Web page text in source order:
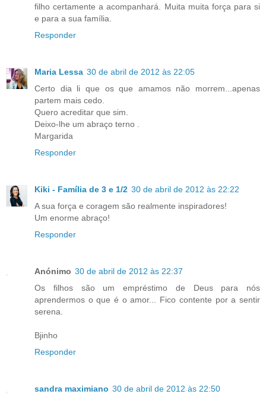
filho certamente a acompanhará. Muita muita força para si
e para a sua família.
Responder
Maria Lessa 30 de abril de 2012 às 22:05
Certo dia li que os que amamos não morrem...apenas
partem mais cedo.
Quero acreditar que sim.
Deixo-lhe um abraço terno .
Margarida
Responder
Kiki - Família de 3 e 1/2 30 de abril de 2012 às 22:22
A sua força e coragem são realmente inspiradores!
Um enorme abraço!
Responder
Anónimo 30 de abril de 2012 às 22:37
Os filhos são um empréstimo de Deus para nós
aprendermos o que é o amor... Fico contente por a sentir
serena.
Bjinho
Responder
sandra maximiano 30 de abril de 2012 às 22:50